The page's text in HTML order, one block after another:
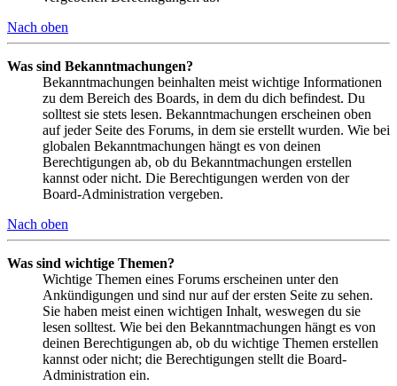
Nach oben
Was sind Bekanntmachungen?
Bekanntmachungen beinhalten meist wichtige Informationen
zu dem Bereich des Boards, in dem du dich befindest. Du
solltest sie stets lesen. Bekanntmachungen erscheinen oben
auf jeder Seite des Forums, in dem sie erstellt wurden. Wie bei
globalen Bekanntmachungen hängt es von deinen
Berechtigungen ab, ob du Bekanntmachungen erstellen
kannst oder nicht. Die Berechtigungen werden von der
Board-Administration vergeben.
Nach oben
Was sind wichtige Themen?
Wichtige Themen eines Forums erscheinen unter den
Ankündigungen und sind nur auf der ersten Seite zu sehen.
Sie haben meist einen wichtigen Inhalt, weswegen du sie
lesen solltest. Wie bei den Bekanntmachungen hängt es von
deinen Berechtigungen ab, ob du wichtige Themen erstellen
kannst oder nicht; die Berechtigungen stellt die Board-
Administration ein.